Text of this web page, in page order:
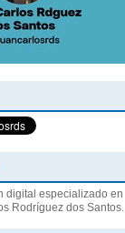
digital especializado en
Rodríguez dos Santos.